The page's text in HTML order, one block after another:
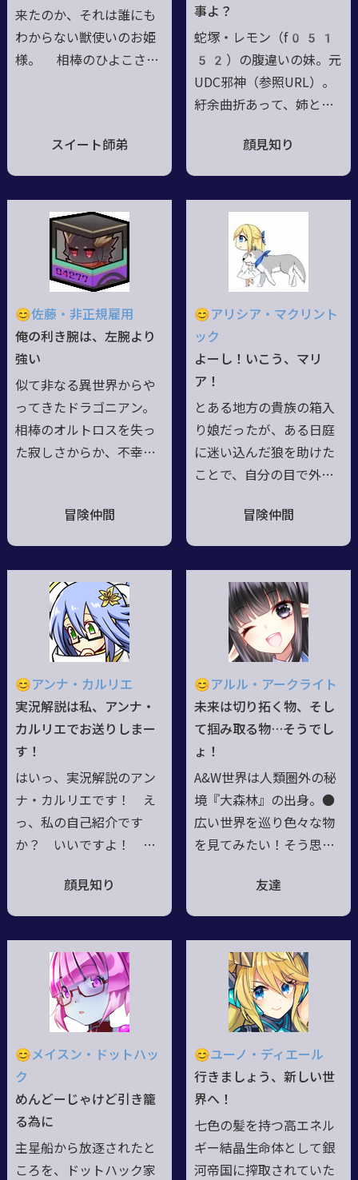
はご自由に！ 一報貰え
ると嬉しいです！
名乗って王位を主張して
敵。
来たのか、それは誰にも
わからない獣使いのお姫
様。 相棒のひよこさん
軍団を引き連れた彼女は
全世界のプリンを制覇す
ることを夢見て今日も流
離う。 ……咎人殺し？
聖者？ 知らない子で
すね、きっと幻覚で
は？？？ ちなみに雛将
軍と書いてピヨ・ジェネ
スイート師弟
事よ？
蛇塚・レモン（f051
52）の腹違いの妹。元
UDC邪神（参照URL）。
紆余曲折あって、姉とそ
き戻され、影朧として姉
は魂魄の状態で姉の持つ
勾玉の中に常駐。単独活
動時は蛇幽霊の怪奇人間
として受肉化🔥転生時に
『強い身体が欲しい』と
願ったら、鋼のロボが付
いてきた🔥物理で殴る脳
筋。現実主義者🔥ツンデ
猟兵、邁進中！
顔見知り
😊佐藤・非正規雇用
俺の利き腕は、左腕より
強い
似て非なる異世界からや
ってきたドラゴニアン。
相棒のオルトロスを失っ
た寂しさからか、不幸に
大部分が闇に飲み込ま
れ、黒騎士となった佐藤
冒険仲間
😊アリシア・マクリント
ック
よーし！いこう、マリ
ア！
とある地方の貴族の箱入
り娘だったが、ある日庭
に迷い込んだ狼を助けた
ことで、自分の目で外の
になる。 しかし、過保
護な親の元ではその機会
目覚めた猟兵の力。それ
は夢見ていた外の世界へ
と彼女を導くきっかけと
なった。そして少女はか
つて助けた狼のマリアと
共に旅立つ。
冒険仲間
😊アンナ・カルリエ
実況解説は私、アンナ・
カルリエでお送りしまー
す！
はいっ、実況解説のアン
ナ・カルリエです！ え
っ、私の自己紹介です
か？ いいですよ！ キ
れの21歳、好きなもの
は皆さんの頑張る姿！
さんの奮闘を世界にお届
けいたしますっ！ よろ
しくお願いしますね！
顔見知り
😊アルル・アークライト
未来は切り拓く物、そし
て掴み取る物…そうでし
ょ！
A&W世界は人類圏外の秘
境『大森林』の出身。●
広い世界を巡り色々な物
を見てみたい！そう思い
きエルフ。●魔法で生み
出した『精霊蝶』を供に
宝刀『スターフレイム』
で悪を斬る。●正義感と
人情厚き熱血娘、一方で
割と勢い任せで考え足ら
ず。気合と志だけは立派
な未熟者。●色気より食
い気なお年頃、恋愛とか
いいかなって思ってる。
★口癖：～なのだわ！
友達
😊メイスン・ドットハッ
ク
めんどーじゃけど引き籠
る為に
主星船から放逐されたと
ころを、ドットハック家
😊ユーノ・ディエール
行きましょう、新しい世
界へ！
七色の髪を持つ高エネル
ギー結晶生命体として銀
河帝国に搾取されていた